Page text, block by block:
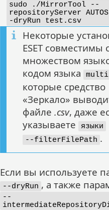
sudo ./MirrorTool --
repositoryServer
-dryRun test.csv
Некоторые
ESET совместимы
множеством
кодом языка
которые средство
«Зеркало»
файле .csv, даже
указываете
языки
--filterFilePath .
Если вы используете
--dryRun , а также
--